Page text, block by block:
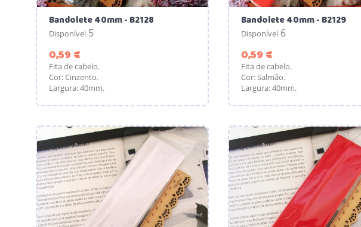
Bandolete 40mm - B2128
Disponível 5
0,59 €
Fita de cabelo.
Cor: Cinzento.
Largura: 40mm.
Bandolete 40mm - B2129
Disponível 6
0,59 €Preço
Fita de cabelo.
Cor: Salmão.
Largura: 40mm.